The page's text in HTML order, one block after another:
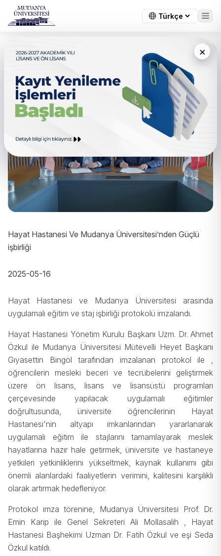
×
Hayat Hastanesi Ve Mudanya
Üniversitesi’nden Güçlü işbirliği
Hayat Hastanesi Ve Mudanya Üniversitesi’nden Güçlü
işbirliği
2025-05-16
Hayat Hastanesi ve Mudanya Üniversitesi arasında
uygulamalı eğitim ve staj işbirliği protokolü imzalandı.
Hayat Hastanesi Yönetim Kurulu Başkanı Uzm. Dr. Ahmet
Özkul ile Mudanya Üniversitesi Mütevelli Heyet Başkanı
Gıyasettin Bingöl tarafından imzalanan protokol ile ,
öğrencilerin mesleki beceri ve tecrübelerini geliştirmek
üzere ön lisans, lisans ve lisansüstü programları
çerçevesinde yapılacak uygulamalı eğitimler
doğrultusunda, üniversite öğrencilerinin Hayat
Hastanesi'nin altyapı imkanlarından yararlanarak
uygulamalı eğitim ile stajlarını tamamlayarak meslek
hayatlarına hazır hale getirmek, üniversite ve hastaneye
yetkileri yetkinliklerini yükseltmek, kaynak kullanımı gibi
önemli alanlardaki faaliyetlerin verimini, kalitesini karşılıklı
olarak artırmak hedefleniyor.
Protokol imza törenine, Mudanya Üniversitesi Prof. Dr.
Emin Karip ile Genel Sekreteri Ali Mollasalih , Hayat
Hastanesi Başhekimi Uzman Dr. Fatih Özkul ve eşi Seda
Özkul katıldı.